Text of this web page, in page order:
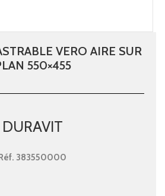
VERO AIRE SUR
550×455
DURAVIT
383550000